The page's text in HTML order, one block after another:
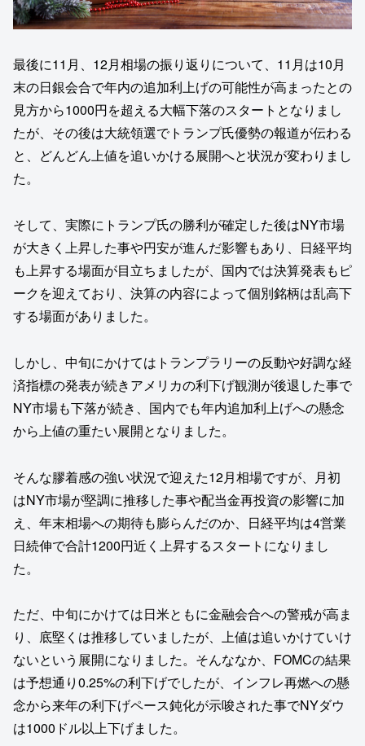
最後に11月、12月相場の振り返りについて、11月は10月
末の日銀会合で年内の追加利上げの可能性が高まったとの
見方から1000円を超える大幅下落のスタートとなりまし
たが、その後は大統領選でトランプ氏優勢の報道が伝わる
と、どんどん上値を追いかける展開へと状況が変わりまし
た。
そして、実際にトランプ氏の勝利が確定した後はNY市場
が大きく上昇した事や円安が進んだ影響もあり、日経平均
も上昇する場面が目立ちましたが、国内では決算発表もピ
ークを迎えており、決算の内容によって個別銘柄は乱高下
する場面がありました。
しかし、中旬にかけてはトランプラリーの反動や好調な経
済指標の発表が続きアメリカの利下げ観測が後退した事で
NY市場も下落が続き、国内でも年内追加利上げへの懸念
から上値の重たい展開となりました。
そんな膠着感の強い状況で迎えた12月相場ですが、月初
はNY市場が堅調に推移した事や配当金再投資の影響に加
え、年末相場への期待も膨らんだのか、日経平均は4営業
日続伸で合計1200円近く上昇するスタートになりまし
た。
ただ、中旬にかけては日米ともに金融会合への警戒が高ま
り、底堅くは推移していましたが、上値は追いかけていけ
ないという展開になりました。そんななか、FOMCの結果
は予想通り0.25%の利下げでしたが、インフレ再燃への懸
念から来年の利下げペース鈍化が示唆された事でNYダウ
は1000ドル以上下げました。